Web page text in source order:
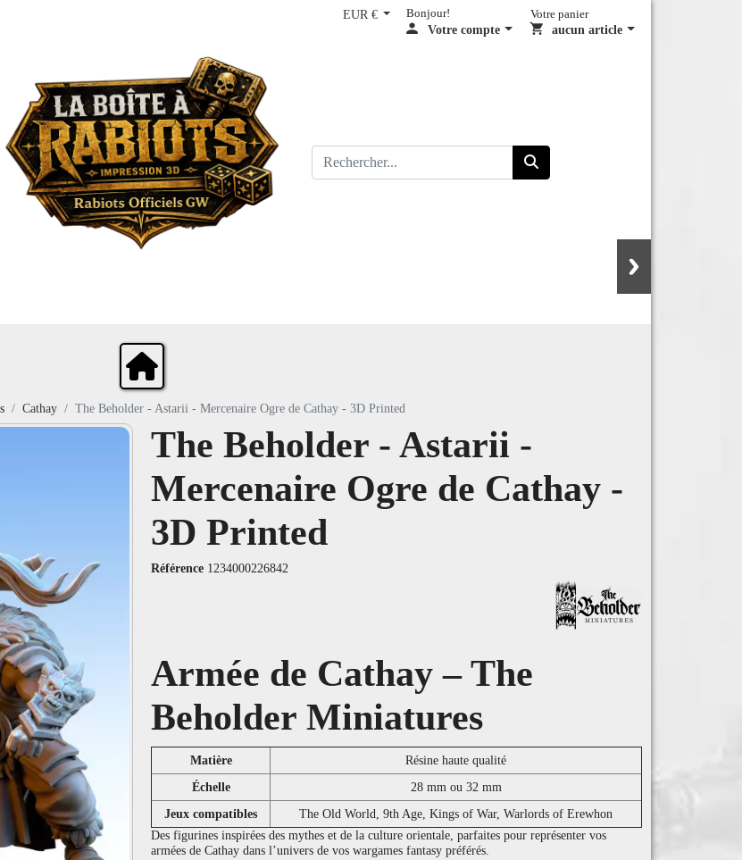
EUR € Bonjour!
Votre compte
Votre panier
aucun article
Cathay The Beholder - Astarii - Mercenaire Ogre de Cathay - 3D Printed
The Beholder - Astarii -
Mercenaire Ogre de Cathay -
3D Printed
Référence 1234000226842
Armée de Cathay – The
Beholder Miniatures
Matière
Résine haute qualité
Échelle
28 mm ou 32 mm
Jeux compatibles
The Old World, 9th Age, Kings of War, Warlords of Erewhon
Des figurines inspirées des mythes et de la culture orientale, parfaites pour représenter vos
armées de Cathay dans l’univers de vos wargames fantasy préférés.